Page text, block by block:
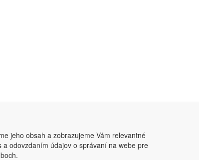
jeho obsah a zobrazujeme Vám relevantné
a odovzdaním údajov o správaní na webe pre